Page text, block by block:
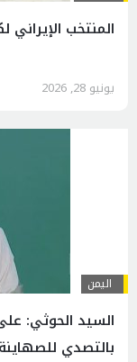
المنتخب
يونيو 28, 2026
اليمن
السيد الحوثي:
بالتصدي